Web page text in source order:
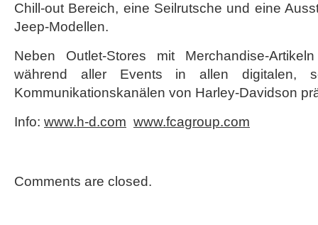
Chill-out Bereich, eine Seilrutsche und eine
Jeep-Modellen.
Neben Outlet-Stores mit Merchandise-
während aller Events in allen digitalen,
Kommunikationskanälen von Harley-Davidson
Info: www.h-d.com www.fcagroup.com
Comments are closed.